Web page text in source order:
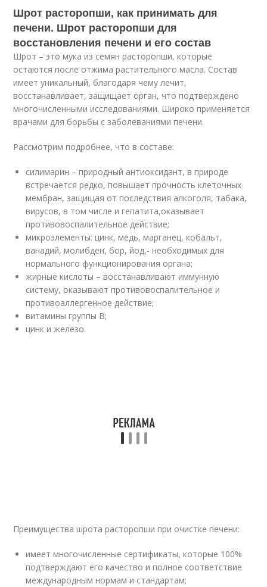
Шрот расторопши, как принимать для
печени. Шрот расторопши для
восстановления печени и его состав
Шрот – это мука из семян расторопши, которые
остаются после отжима растительного масла. Состав
имеет уникальный, благодаря чему лечит,
восстанавливает, защищает орган, что подтверждено
многочисленными исследованиями. Широко применяется
врачами для борьбы с заболеваниями печени.
Рассмотрим подробнее, что в составе:
силимарин – природный антиоксидант, в природе
встречается редко, повышает прочность клеточных
мембран, защищая от последствия алкоголя, табака,
вирусов, в том числе и гепатита,оказывает
противовоспалительное действие;
микроэлементы: цинк, медь, марганец, кобальт,
ванадий, молибден, бор, йод,- необходимых для
нормального функционирования органа;
жирные кислоты – восстанавливают иммунную
систему, оказывают противовоспалительное и
противоаллергенное действие;
витамины группы В;
цинк и железо.
Преимущества шрота расторопши при очистке печени:
имеет многочисленные сертификаты, которые 100%
подтверждают его качество и полное соответствие
международным нормам и стандартам;